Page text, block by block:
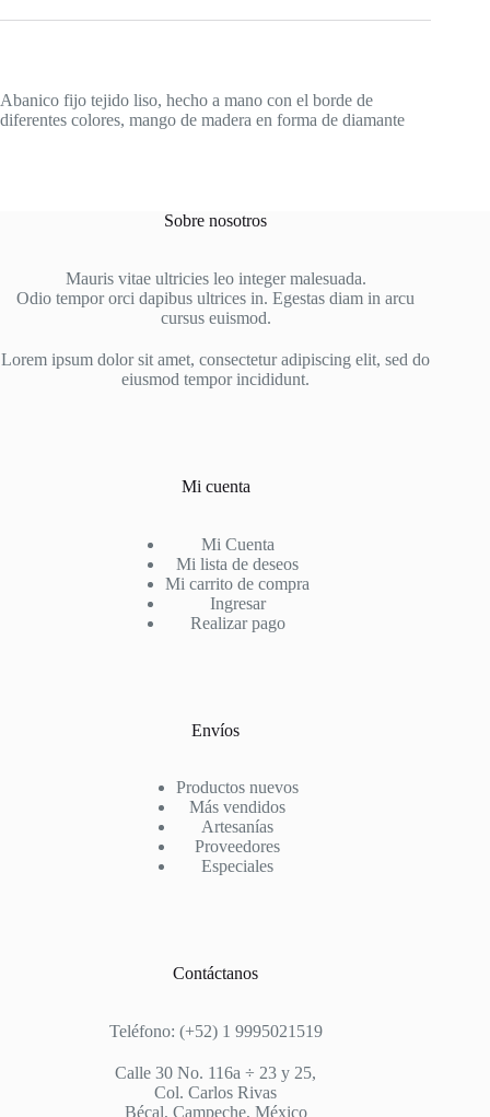
Abanico fijo tejido liso, hecho a mano con el borde de
diferentes colores, mango de madera en forma de diamante
Sobre nosotros
Mauris vitae ultricies leo integer malesuada.
Odio tempor orci dapibus ultrices in. Egestas diam in arcu
cursus euismod.
Lorem ipsum dolor sit amet, consectetur adipiscing elit, sed do
eiusmod tempor incididunt.
Mi cuenta
Mi Cuenta
Mi lista de deseos
Mi carrito de compra
Ingresar
Realizar pago
Envíos
Productos nuevos
Más vendidos
Artesanías
Proveedores
Especiales
Contáctanos
Teléfono: (+52) 1 9995021519
Calle 30 No. 116a ÷ 23 y 25,
Col. Carlos Rivas
Bécal, Campeche, México